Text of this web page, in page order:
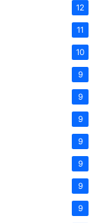
12
11
10
9
9
9
9
9
9
9